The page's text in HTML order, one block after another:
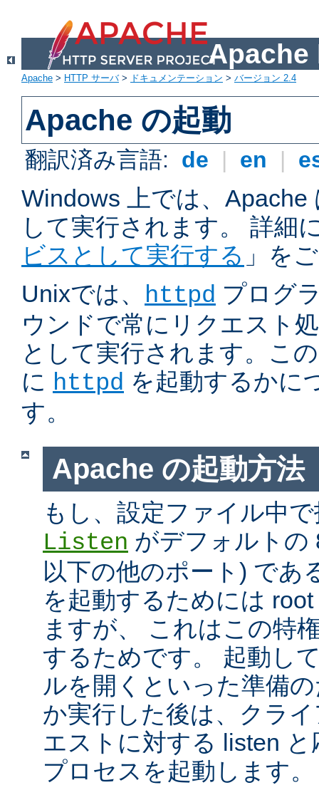
Apache
Apache > HTTP サーバ> ドキュメンテーション > バージョン 2.4
Apache の起動
翻訳済み言語: de | en |
Windows 上では、
して実行されます。 詳細
ビスとして実行する 」を
Unixでは、 httpd プログ
ウンドで常にリクエスト
として実行されます。こ
に httpd を起動するかに
す。
Apache の起動方法
もし、設定ファイル中
Listen がデフォルトの
以下の他のポート) であ
を起動するためには
ますが、 これはこの特
するためです。 起動し
ルを開くといった準備
か実行した後は、クラ
エストに対する listen
プロセスを起動します